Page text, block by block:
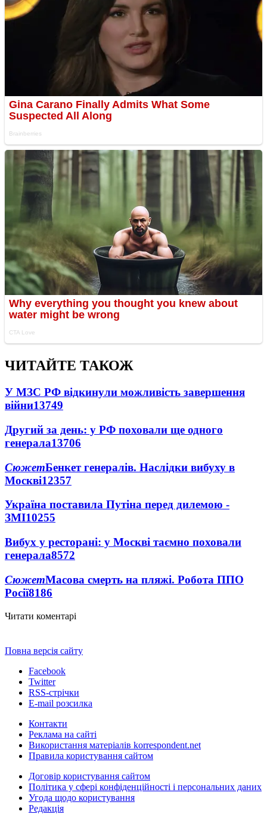
ЧИТАЙТЕ ТАКОЖ
У МЗС РФ відкинули можливість завершення
війни13749
Другий за день: у РФ поховали ще одного
генерала13706
СюжетБенкет генералів. Наслідки вибуху в
Москві12357
Україна поставила Путіна перед дилемою -
ЗМІ10255
Вибух у ресторані: у Москві таємно поховали
генерала8572
СюжетМасова смерть на пляжі. Робота ППО
Росії8186
Читати коментарі
Повна версія сайту
Facebook
Twitter
RSS-стрічки
E-mail розсилка
Контакти
Реклама на сайті
Використання матеріалів korrespondent.net
Правила користування сайтом
Договір користування сайтом
Політика у сфері конфіденційності і персональних даних
Угода щодо користування
Редакція